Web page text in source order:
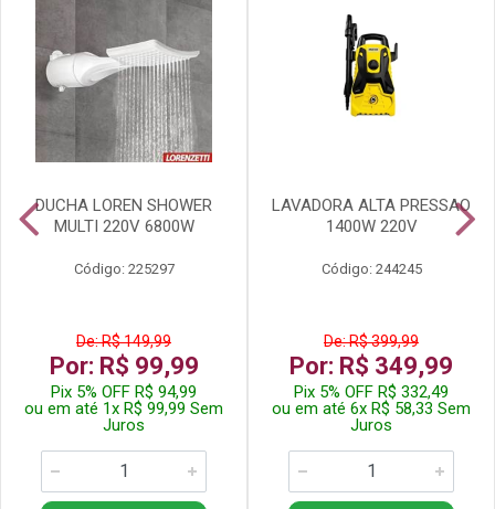
DUCHA LOREN SHOWER
MULTI 220V 6800W
Código: 225297
De: R$ 149,99
Por: R$ 99,99
Pix 5% OFF R$ 94,99
ou em até 1x R$ 99,99 Sem
Juros
LAVADORA ALTA PRESSAO
1400W 220V
Código: 244245
De: R$ 399,99
Por: R$ 349,99
Pix 5% OFF R$ 332,49
ou em até 6x R$ 58,33 Sem
Juros